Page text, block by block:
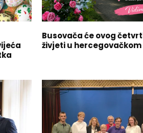
Busovača će ovog
živjeti u